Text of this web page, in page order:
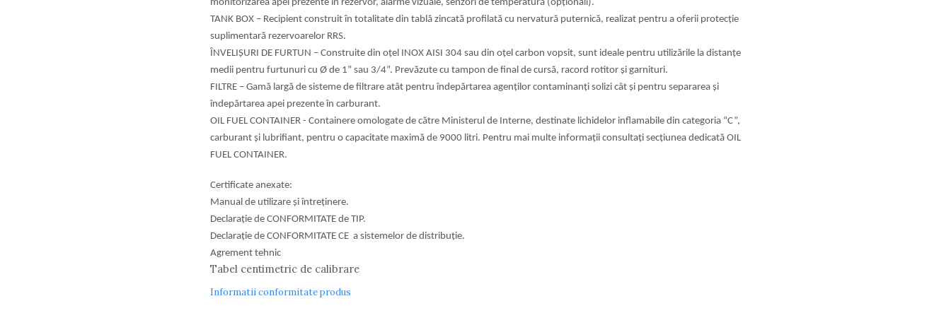
monitorizarea apei prezente în rezervor, alarme vizuale, senzori de temperatură (opționali).
TANK BOX – Recipient construit în totalitate din tablă zincată profilată cu nervatură puternică, realizat pentru a oferii protecție
suplimentară rezervoarelor RRS.
ÎNVELIȘURI DE FURTUN – Construite din oțel INOX AISI 304 sau din oțel carbon vopsit, sunt ideale pentru utilizările la distanțe
medii pentru furtunuri cu Ø de 1” sau 3/4”. Prevăzute cu tampon de final de cursă, racord rotitor și garnituri.
FILTRE – Gamă largă de sisteme de filtrare atât pentru îndepărtarea agenților contaminanți solizi cât și pentru separarea și
îndepărtarea apei prezente în carburant.
OIL FUEL CONTAINER - Containere omologate de către Ministerul de Interne, destinate lichidelor inflamabile din categoria “C”,
carburant și lubrifiant, pentru o capacitate maximă de 9000 litri. Pentru mai multe informații consultați secțiunea dedicată OIL
FUEL CONTAINER.
Certificate anexate:
Manual de utilizare și întreținere.
Declarație de CONFORMITATE de TIP.
Declarație de CONFORMITATE CE a sistemelor de distribuție.
Agrement tehnic
Tabel centimetric de calibrare
Informatii conformitate produs